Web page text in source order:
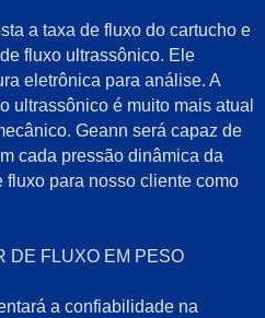
a taxa de fluxo do cartucho e
fluxo ultrassônico. Ele
eletrônica para análise. A
ultrassônico é muito mais atual
Geann será capaz de
cada pressão dinâmica da
fluxo para nosso cliente como
DE FLUXO EM PESO
a confiabilidade na